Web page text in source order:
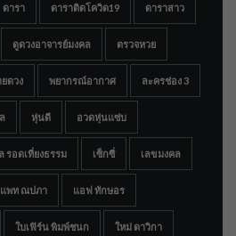
ดารา ดาราติดโควิด19 ดาราสาว
ดูดวงอาจารย์มงคล ตรวจหวย
ดวง พยากรณ์อากาศ ละครช่อง 3
หุ่นดี อวดหุ่นแซ่บ
รอดเที่ยงธรรม เซ็กซี่ เลขมงคล
แพท ณปภา แอฟ ทักษอร
ใบเฟิร์น พิมพ์ชนก ใหม่ ดาวิกา